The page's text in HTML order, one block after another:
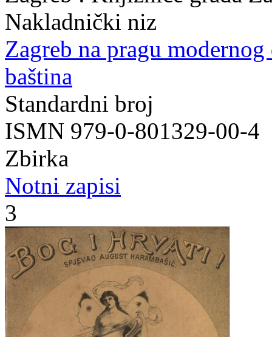
Nakladnički niz
Zagreb na pragu modernog
baština
Standardni broj
ISMN 979-0-801329-00-4
Zbirka
Notni zapisi
3